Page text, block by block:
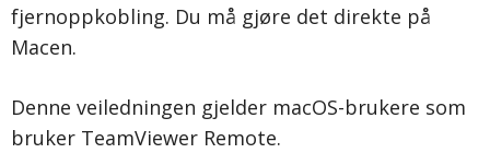
fjernoppkobling. Du må gjøre det direkte på
Macen.
Denne veiledningen gjelder macOS-brukere som
bruker TeamViewer Remote.